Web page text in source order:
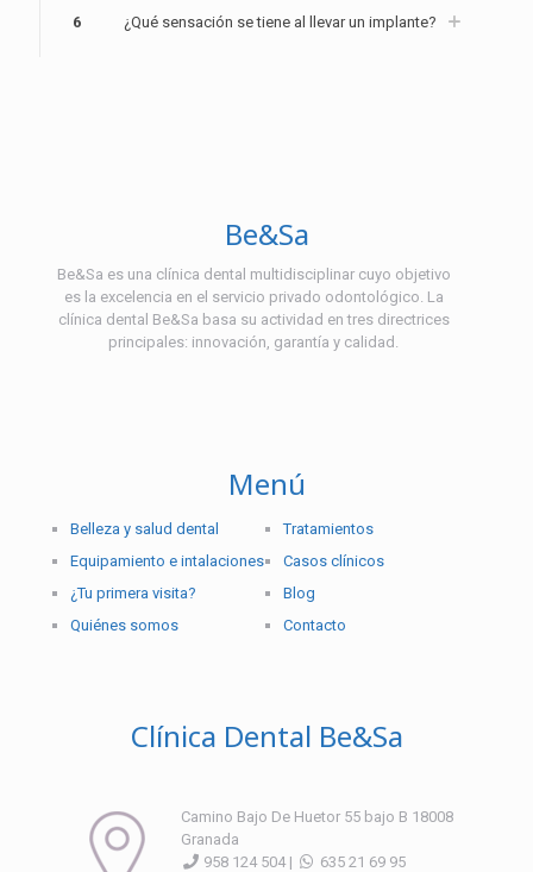
6 ¿Qué sensación se tiene al llevar un implante?
Be&Sa
Be&Sa es una clínica dental multidisciplinar cuyo objetivo
es la excelencia en el servicio privado odontológico. La
clínica dental Be&Sa basa su actividad en tres directrices
principales: innovación, garantía y calidad.
Menú
Belleza y salud dental
Equipamiento e intalaciones
¿Tu primera visita?
Quiénes somos
Tratamientos
Casos clínicos
Blog
Contacto
Clínica Dental Be&Sa
Camino Bajo De Huetor 55 bajo B 18008
Granada
958 124 504 |
635 21 69 95